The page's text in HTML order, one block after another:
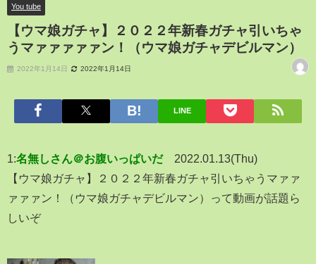
You tube
【ウマ娘ガチャ】２０２２年新春ガチャ引いちゃ
うマァァァァァン！（ウマ娘ガチャデビルマン）
2022年1月14日 2022年1月14日
LINE
1:名無しさん＠お腹いっぱいだ
2022.01.13(Thu)
【ウマ娘ガチャ】２０２２年新春ガチャ引いちゃうマァァ
ァァァン！（ウマ娘ガチャデビルマン）って動画が話題ら
しいぞ